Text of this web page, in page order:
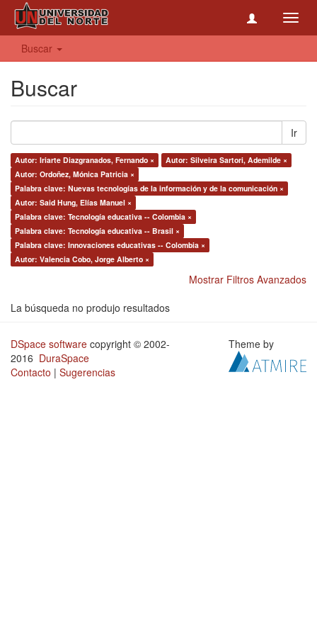
Buscar
Buscar
Ir
Autor: Iriarte Diazgranados, Fernando ×
Autor: Silveira Sartori, Ademilde ×
Autor: Ordoñez, Mónica Patricia ×
Palabra clave: Nuevas tecnologías de la información y de la comunicación ×
Autor: Said Hung, Elías Manuel ×
Palabra clave: Tecnología educativa -- Colombia ×
Palabra clave: Tecnología educativa -- Brasil ×
Palabra clave: Innovaciones educativas -- Colombia ×
Autor: Valencia Cobo, Jorge Alberto ×
Mostrar Filtros Avanzados
La búsqueda no produjo resultados
DSpace software copyright © 2002-
2016 DuraSpace
Contacto | Sugerencias
Theme by